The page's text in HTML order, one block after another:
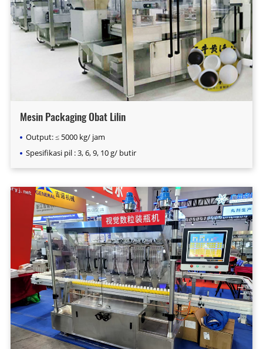
Mesin Packaging Obat Lilin
Output: ≤ 5000 kg/ jam
Spesifikasi pil : 3, 6, 9, 10 g/ butir